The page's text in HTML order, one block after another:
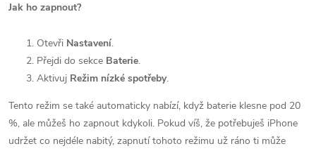
Jak ho zapnout?
Otevři Nastavení.
Přejdi do sekce Baterie.
Aktivuj Režim nízké spotřeby.
Tento režim se také automaticky nabízí, když baterie klesne pod 20
%, ale můžeš ho zapnout kdykoli. Pokud víš, že potřebuješ iPhone
udržet co nejdéle nabitý, zapnutí tohoto režimu už ráno ti může